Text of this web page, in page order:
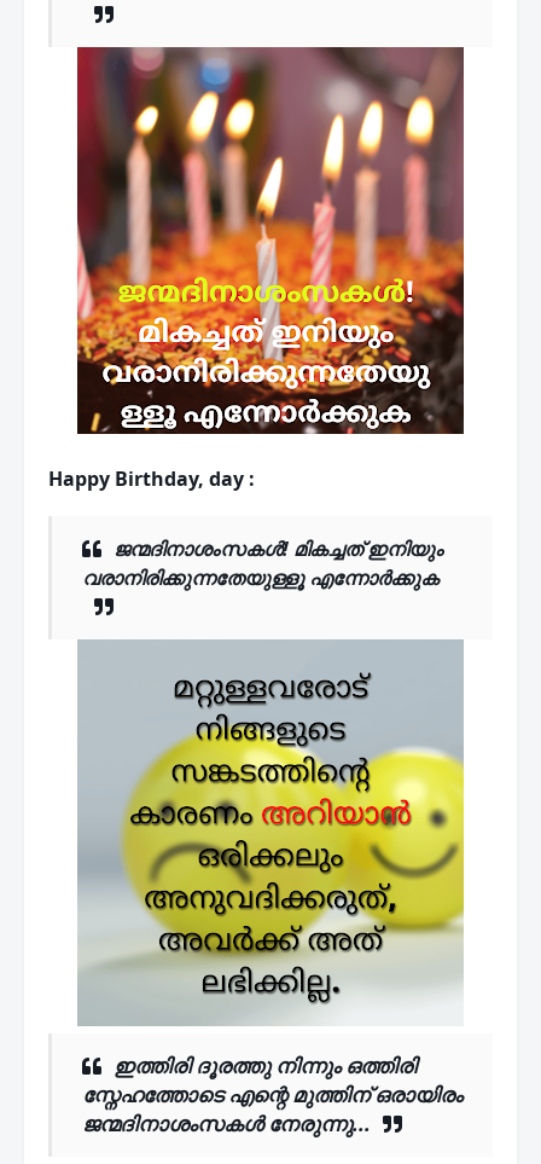
Happy Birthday, day :
ജന്മദിനാശംസകൾ! മികച്ചത് ഇനിയും
വരാനിരിക്കുന്നതേയുള്ളൂ എന്നോർക്കുക
ഇത്തിരി ദൂരത്തു നിന്നും ഒത്തിരി
സ്നേഹത്തോടെ എന്റെ മുത്തിന് ഒരായിരം
ജന്മദിനാശംസകൾ നേരുന്നു...